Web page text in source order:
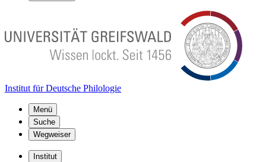
Institut für Deutsche Philologie
Menü
Suche
Wegweiser
Institut